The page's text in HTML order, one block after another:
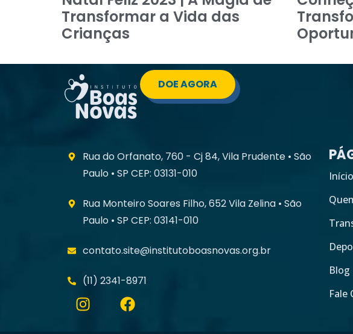
Transformar a Vida das
Crianças
DOE AGORA
Rua do Orfanato, 760 - Cj 84, Vila Prudente • São
Paulo • SP CEP: 03131-010
Rua Monteiro Soares Filho, 652 Vila Zelina • São
Paulo • SP CEP: 03141-010
contato.site@institutoboasnovas.org.br
(11) 2341-8971
Início
Blog
Fale